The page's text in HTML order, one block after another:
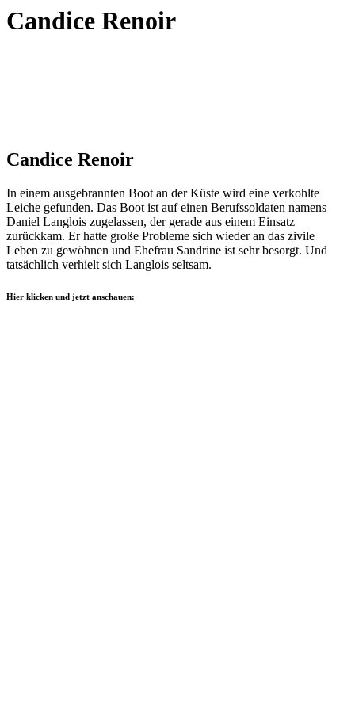
Candice Renoir
Candice Renoir
In einem ausgebrannten Boot an der Küste wird eine verkohlte
Leiche gefunden. Das Boot ist auf einen Berufssoldaten namens
Daniel Langlois zugelassen, der gerade aus einem Einsatz
zurückkam. Er hatte große Probleme sich wieder an das zivile
Leben zu gewöhnen und Ehefrau Sandrine ist sehr besorgt. Und
tatsächlich verhielt sich Langlois seltsam.
Hier klicken und jetzt anschauen: